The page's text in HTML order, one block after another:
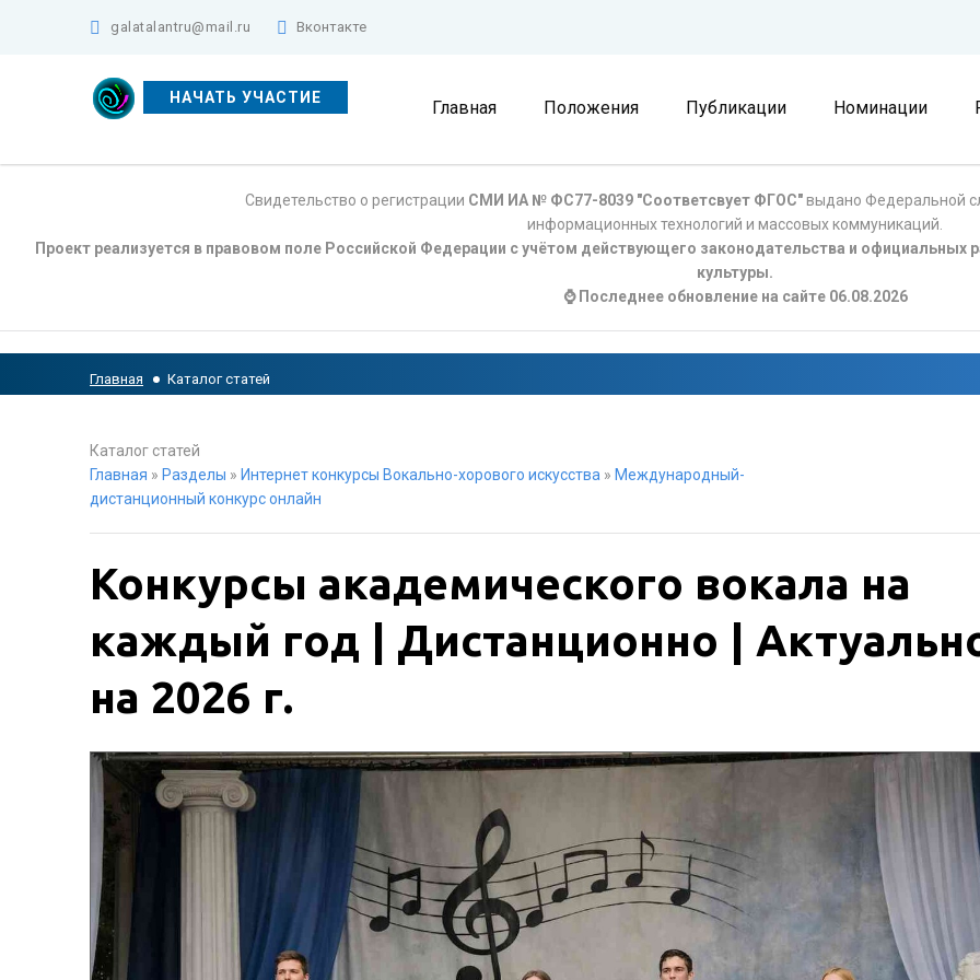
galatalantru@mail.ru Вконтакте
НАЧАТЬ УЧАСТИЕ
Главная Положения Публикации Номинации
Свидетельство о регистрации СМИ ИА № ФС77-8039 "Соответсвует ФГОС"выдано Федеральной
информационных технологий и массовых коммуникаций.
Проект реализуется в правовом поле Российской Федерации с учётом действующего законодательства и официальных
культуры.
⌚ Последнее обновление на сайте 06.08.2026
Главная Каталог статей
Каталог статей
Главная » Разделы » Интернет конкурсы Вокально-хорового искусства » Международный-
дистанционный конкурс онлайн
Конкурсы академического вокала на
каждый год | Дистанционно |
на 2026 г.